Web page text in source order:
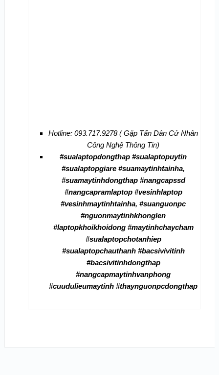
Hotline: 093.717.9278 ( Gặp Tấn Dân Cử Nhân
Công Nghệ Thông Tin)
#sualaptopdongthap #sualaptopuytin
#sualaptopgiare #suamaytinhtainha,
#suamaytinhdongthap #nangcapssd
#nangcapramlaptop #vesinhlaptop
#vesinhmaytinhtainha, #suanguonpc
#nguonmaytinhkhonglen
#laptopkhoikhoidong #maytinhchaycham
#sualaptopchotanhiep
#sualaptopchauthanh #bacsivivitinh
#bacsivitinhdongthap
#nangcapmaytinhvanphong
#cuudulieumaytinh #thaynguonpcdongthap